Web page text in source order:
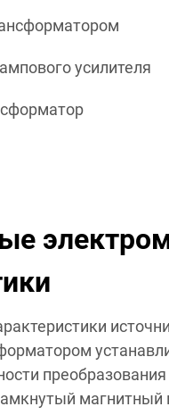
усилителя
магнитный